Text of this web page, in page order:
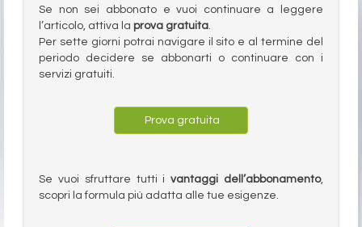
Se non sei abbonato e vuoi continuare a leggere
l’articolo, attiva la prova gratuita.
Per sette giorni potrai navigare il sito e al termine del
periodo decidere se abbonarti o continuare con i
servizi gratuiti.
Prova gratuita
Se vuoi sfruttare tutti ivantaggi dell’abbonamento,
scopri la formula più adatta alle tue esigenze.